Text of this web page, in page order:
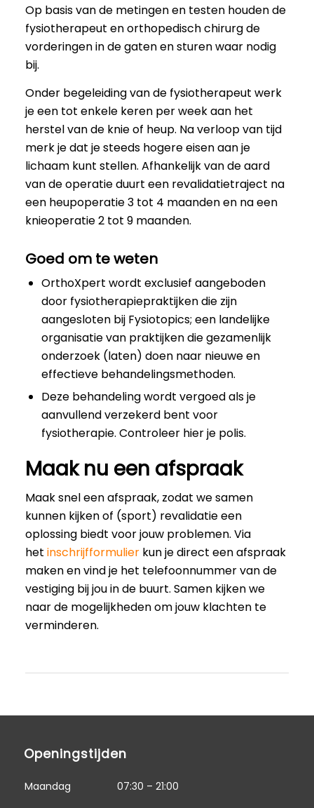
Op basis van de metingen en testen houden de
fysiotherapeut en orthopedisch chirurg de
vorderingen in de gaten en sturen waar nodig
bij.
Onder begeleiding van de fysiotherapeut werk
je een tot enkele keren per week aan het
herstel van de knie of heup. Na verloop van tijd
merk je dat je steeds hogere eisen aan je
lichaam kunt stellen. Afhankelijk van de aard
van de operatie duurt een revalidatietraject na
een heupoperatie 3 tot 4 maanden en na een
knieoperatie 2 tot 9 maanden.
Goed om te weten
OrthoXpert wordt exclusief aangeboden
door fysiotherapiepraktijken die zijn
aangesloten bij Fysiotopics; een landelijke
organisatie van praktijken die gezamenlijk
onderzoek (laten) doen naar nieuwe en
effectieve behandelingsmethoden.
Deze behandeling wordt vergoed als je
aanvullend verzekerd bent voor
fysiotherapie. Controleer hier je polis.
Maak nu een afspraak
Maak snel een afspraak, zodat we samen
kunnen kijken of (sport) revalidatie een
oplossing biedt voor jouw problemen. Via
het inschrijfformulierkun je direct een afspraak
maken en vind je het telefoonnummer van de
vestiging bij jou in de buurt. Samen kijken we
naar de mogelijkheden om jouw klachten te
verminderen.
Openingstijden
Maandag 07:30 – 21:00